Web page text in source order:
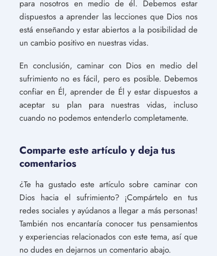
para nosotros en medio de él. Debemos estar
dispuestos a aprender las lecciones que Dios nos
está enseñando y estar abiertos a la posibilidad de
un cambio positivo en nuestras vidas.
En conclusión, caminar con Dios en medio del
sufrimiento no es fácil, pero es posible. Debemos
confiar en Él, aprender de Él y estar dispuestos a
aceptar su plan para nuestras vidas, incluso
cuando no podemos entenderlo completamente.
Comparte este artículo y deja tus
comentarios
¿Te ha gustado este artículo sobre caminar con
Dios hacia el sufrimiento? ¡Compártelo en tus
redes sociales y ayúdanos a llegar a más personas!
También nos encantaría conocer tus pensamientos
y experiencias relacionados con este tema, así que
no dudes en dejarnos un comentario abajo.